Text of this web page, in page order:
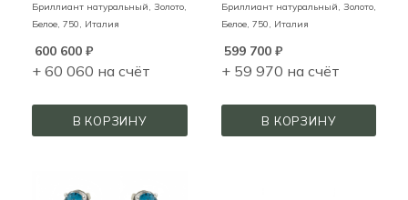
Бриллиант натуральный, Золото,
Белое, 750, Италия
600 600 ₽
+ 60 060 на счёт
В КОРЗИНУ
Бриллиант натуральный, Золото,
Белое, 750, Италия
599 700₽
+ 59 970 на счёт
В КОРЗИНУ